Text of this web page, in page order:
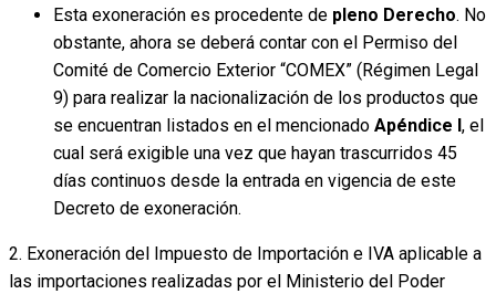
Esta exoneración es procedente de pleno Derecho. No
obstante, ahora se deberá contar con el Permiso del
Comité de Comercio Exterior “COMEX” (Régimen Legal
9) para realizar la nacionalización de los productos que
se encuentran listados en el mencionado Apéndice I , el
cual será exigible una vez que hayan trascurridos 45
días continuos desde la entrada en vigencia de este
Decreto de exoneración.
2. Exoneración del Impuesto de Importación e IVA aplicable a
las importaciones realizadas por el Ministerio del Poder